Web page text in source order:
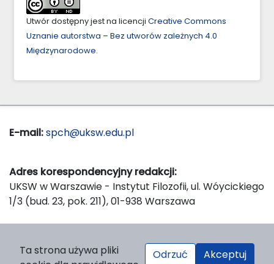
Utwór dostępny jest na licencji Creative Commons
Uznanie autorstwa – Bez utworów zależnych 4.0
Międzynarodowe.
E-mail:spch@uksw.edu.pl
Adres korespondencyjny redakcji:
UKSW w Warszawie - Instytut Filozofii, ul. Wóycickiego
1/3 (bud. 23, pok. 211), 01-938 Warszawa
Wydawnictwo Naukowe UKSW, ul. Dewajtis 5, domek
Ta strona używa pliki
Odrzuć Akceptuj